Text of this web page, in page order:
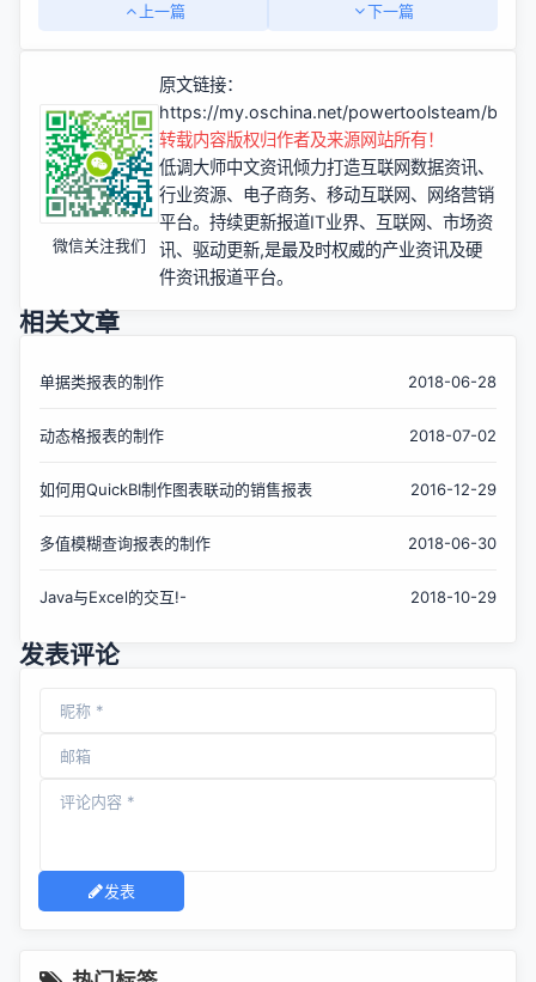
上一篇 下一篇
微信关注我们
原文链接：
https://my.oschina.net/powertoolsteam/blog/
转载内容版权归作者及来源网站所有！
低调大师中文资讯倾力打造互联网数据资讯、
行业资源、电子商务、移动互联网、网络营销
平台。持续更新报道IT业界、互联网、市场资
讯、驱动更新,是最及时权威的产业资讯及硬
件资讯报道平台。
相关文章
单据类报表的制作 2018-06-28
动态格报表的制作 2018-07-02
如何用QuickBI制作图表联动的销售报表 2016-12-29
多值模糊查询报表的制作 2018-06-30
Java与Excel的交互!- 2018-10-29
发表评论
发表